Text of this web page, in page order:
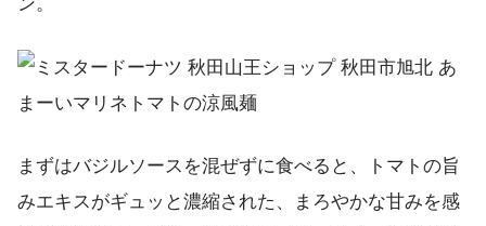
まずはバジルソースを混ぜずに食べると、トマトの旨
みエキスがギュッと濃縮された、まろやかな甘みを感